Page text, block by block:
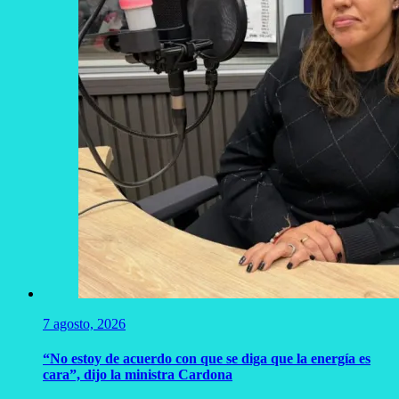
7 agosto, 2026
“No estoy de acuerdo con que se diga que la energía es
cara”, dijo la ministra Cardona